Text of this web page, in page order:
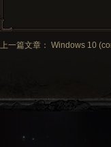
上一篇文章： Windows 10